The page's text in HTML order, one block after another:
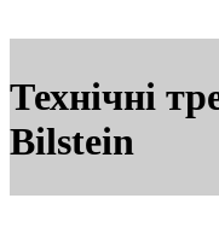
Технічні
Bilstein